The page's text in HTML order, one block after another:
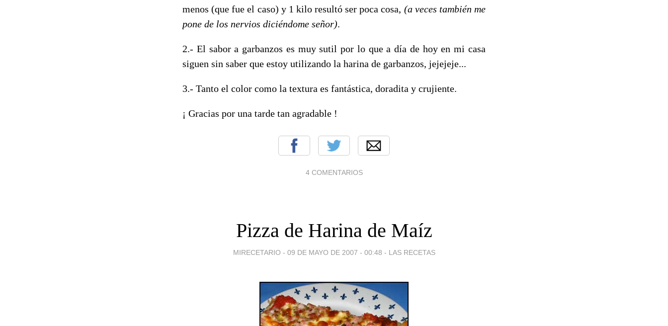
menos (que fue el caso) y 1 kilo resultó ser poca cosa, (a veces también me
pone de los nervios diciéndome señor).
2.- El sabor a garbanzos es muy sutil por lo que a día de hoy en mi casa
siguen sin saber que estoy utilizando la harina de garbanzos, jejejeje...
3.- Tanto el color como la textura es fantástica, doradita y crujiente.
¡ Gracias por una tarde tan agradable !
4 COMENTARIOS
Pizza de Harina de Maíz
MIRECETARIO - 09 DE MAYO DE 2007 - 00:48 - LAS RECETAS